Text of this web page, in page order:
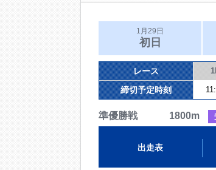
1月29日
初日
レース
締切予定時刻
準優勝戦 1800m
出走表